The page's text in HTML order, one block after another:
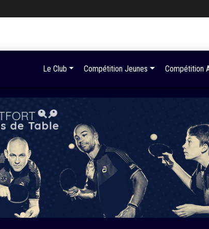
Le Club Compétition Jeunes Compétition